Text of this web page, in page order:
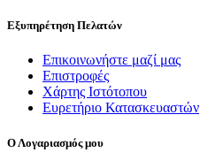
Εξυπηρέτηση Πελατών
Επικοινωνήστε μαζί μας
Επιστροφές
Χάρτης Ιστότοπου
Ευρετήριο Κατασκευαστών
Ο Λογαριασμός μου